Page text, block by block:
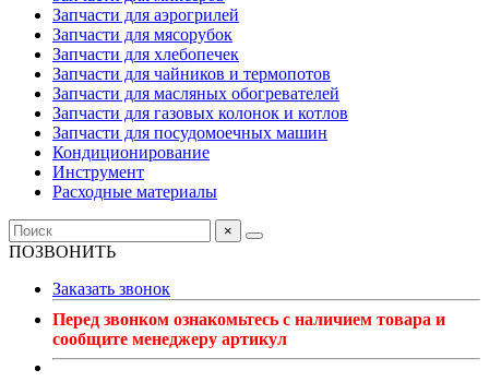
Запчасти для аэрогрилей
Запчасти для мясорубок
Запчасти для хлебопечек
Запчасти для чайников и термопотов
Запчасти для масляных обогревателей
Запчасти для газовых колонок и котлов
Запчасти для посудомоечных машин
Кондиционирование
Инструмент
Расходные материалы
×
ПОЗВОНИТЬ
Заказать звонок
Перед звонком ознакомьтесь с наличием товара и
сообщите менеджеру артикул